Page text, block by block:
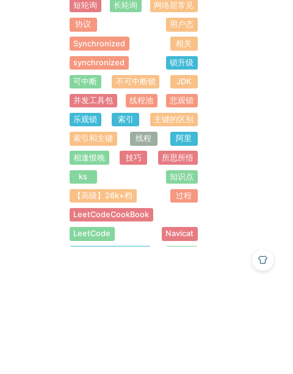
短轮询 长轮询 网络层常见
协议 用户态
Synchronized 相关
synchronized 锁升级
可中断 不可中断锁 JDK
并发工具包 线程池 悲观锁
乐观锁 索引 主键的区别
索引和主键 线程 阿里
相逢恨晚 技巧 所思所悟
ks 知识点
【高级】26k+档 过程
LeetCodeCookBook
LeetCode Navicat